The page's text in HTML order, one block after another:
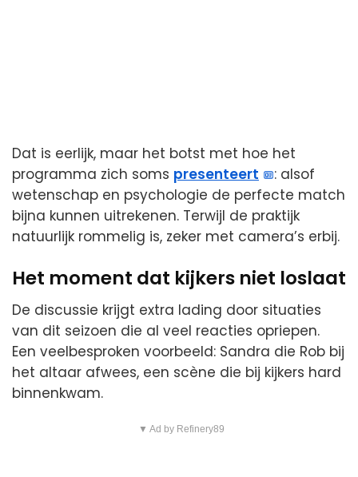
Dat is eerlijk, maar het botst met hoe het
programma zich soms presenteert
: alsof
wetenschap en psychologie de perfecte match
bijna kunnen uitrekenen. Terwijl de praktijk
natuurlijk rommelig is, zeker met camera’s erbij.
Het moment dat kijkers niet loslaat
De discussie krijgt extra lading door situaties
van dit seizoen die al veel reacties opriepen.
Een veelbesproken voorbeeld: Sandra die Rob bij
het altaar afwees, een scène die bij kijkers hard
binnenkwam.
▼ Ad by Refinery89